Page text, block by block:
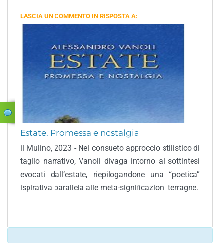
LASCIA UN COMMENTO IN RISPOSTA A:
Estate. Promessa e nostalgia
il Mulino, 2023 - Nel consueto approccio stilistico di
taglio narrativo, Vanoli divaga intorno ai sottintesi
evocati dall’estate, riepilogandone una “poetica”
ispirativa parallela alle meta-significazioni terragne.